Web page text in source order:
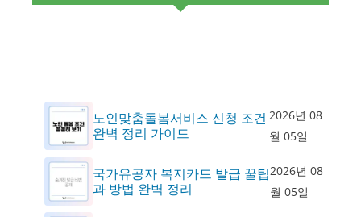
노인맞춤돌봄서비스 신청 조건
완벽 정리 가이드
2026년 08
월 05일
국가유공자 복지카드 발급 꿀팁
과 방법 완벽 정리
2026년 08
월 05일